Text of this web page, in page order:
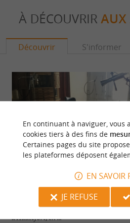
À DÉCOUVRIR AUX
Découvrir S'informer
Musée d'histoire de la médecine
Le Musée de la Médecine s’est installé dans
l’Hôtel-Dieu, au cœur de la petite ville
d’Hautefort, en ...
En continuant à naviguer, vous
cookies tiers à des fins de
Certaines pages du site
les plateformes déposent
EN SAVOIR
JE REFUSE